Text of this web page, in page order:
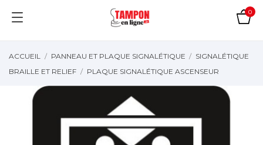
0
ACCUEIL PANNEAU ET PLAQUE SIGNALÉTIQUE
SIGNALÉTIQUE
BRAILLE ET RELIEF
PLAQUE SIGNALÉTIQUE ASCENSEUR